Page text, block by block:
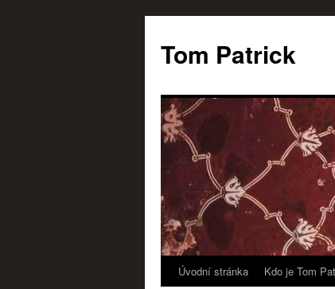
Tom Patrick
Přejít
Úvodní stránka Kdo je Tom